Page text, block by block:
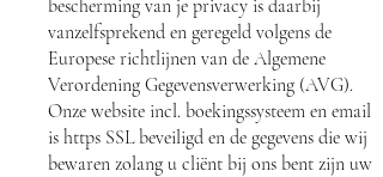
bescherming van je privacy is daarbij
vanzelfsprekend en geregeld volgens de
Europese richtlijnen van de Algemene
Verordening Gegevensverwerking (AVG).
Onze website incl. boekingssysteem en email
is https SSL beveiligd en de gegevens die wij
bewaren zolang u cliënt bij ons bent zijn uw